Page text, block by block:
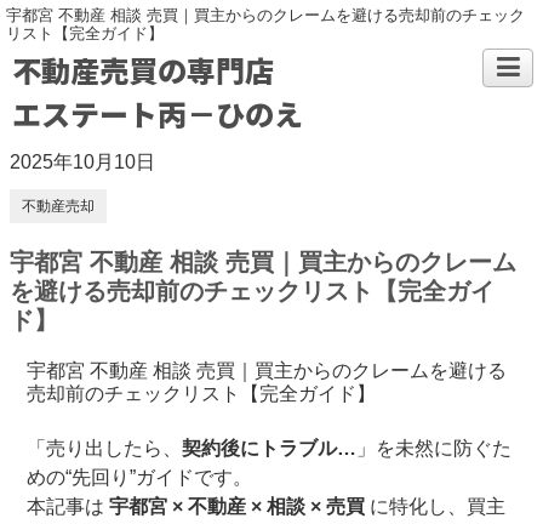
宇都宮 不動産 相談 売買｜買主からのクレームを避ける売却前のチェック
リスト【完全ガイド】
不動産売買の専門店
エステート丙－ひのえ
2025年10月10日
不動産売却
宇都宮 不動産 相談 売買｜買主からのクレーム
を避ける売却前のチェックリスト【完全ガイ
ド】
宇都宮 不動産 相談 売買｜買主からのクレームを避ける
売却前のチェックリスト【完全ガイド】
「売り出したら、契約後にトラブル… 」を未然に防ぐた
めの“先回り”ガイドです。
本記事は宇都宮 × 不動産 × 相談 × 売買 に特化し、買主